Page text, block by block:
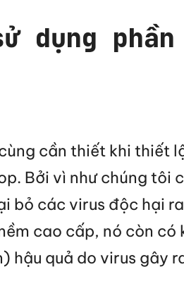
dụng phần
cần thiết khi thiết
Bởi vì như chúng tôi
bỏ các virus độc hại
cao cấp, nó còn có
hậu quả do virus gây